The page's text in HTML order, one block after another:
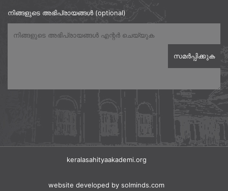
നിങ്ങളുടെ അഭിപ്രായങ്ങൾ (optional)
keralasahityaakademi.org
website developed by solminds.com